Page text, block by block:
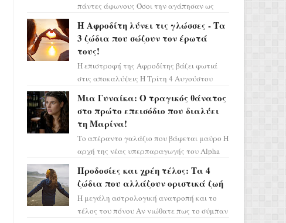
πάντες άφωνους Όσοι την αγάπησαν ως
πρέπει τώρα να προετοιμαστο...
Η Αφροδίτη λύνει τις γλώσσες - Τα
3 ζώδια που σώζουν τον έρωτά
τους!
Η επιστροφή της Αφροδίτης βάζει φωτιά
στις αποκαλύψεις Η Τρίτη 4 Αυγούστου
ορόσημο, καθώς η Αφροδίτη πρ...
Μια Γυναίκα: Ο τραγικός θάνατος
στο πρώτο επεισόδιο που διαλύει
τη Μαρίνα!
Το απέραντο γαλάζιο που βάφεται μαύρο Η
αρχή της νέας υπερπαραγωγής του Alpha
πλημμυρισμένο από...
Προδοσίες και χρέη τέλος: Τα 4
ζώδια που αλλάζουν οριστικά ζωή
Η μεγάλη αστρολογική ανατροπή και το
τέλος του πόνου Αν νιώθατε πως το σύμπαν